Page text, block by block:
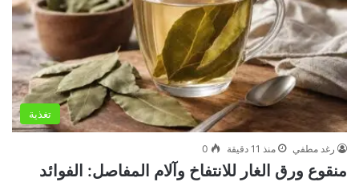
تغذية
رغد مطفي منذ 11 دقيقة 0
منقوع ورق الغار للانتفاخ وآلام المفاصل: الفوائد